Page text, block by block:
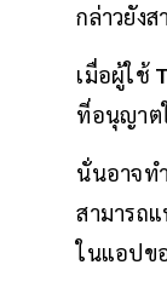
กล่าวยัง
เมื่อผู้ใช้
ที่อนุญาต
นั่นอาจท
สามารถ
ในแอปข